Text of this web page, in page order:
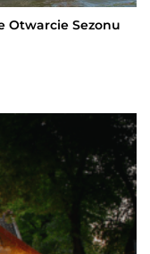
Otwarcie Sezonu